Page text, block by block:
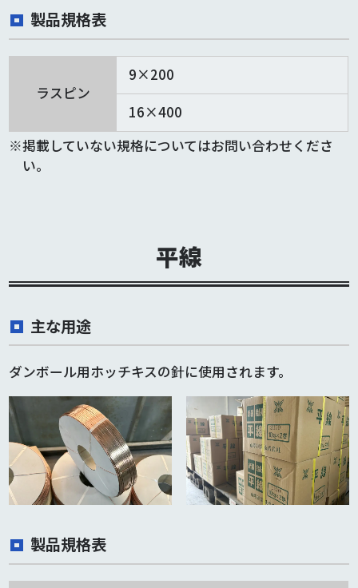
製品規格表
ラスピン
9×200
16×400
掲載していない規格についてはお問い合わせくださ
い。
平線
主な用途
ダンボール用ホッチキスの針に使用されます。
製品規格表